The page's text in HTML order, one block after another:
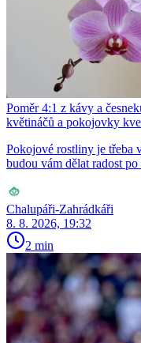
Poměr 4:1 z kávy a
květináčů a pokojovky
Pokojové rostliny je třeba
budou vám dělat radost
Chalupáři-Zahrádkáři
8. 8. 2026, 19:32
2 min